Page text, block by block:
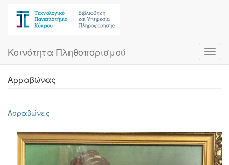
Κοινότητα Πληθοπορισμού
Αρραβώνας
Αρραβώνες